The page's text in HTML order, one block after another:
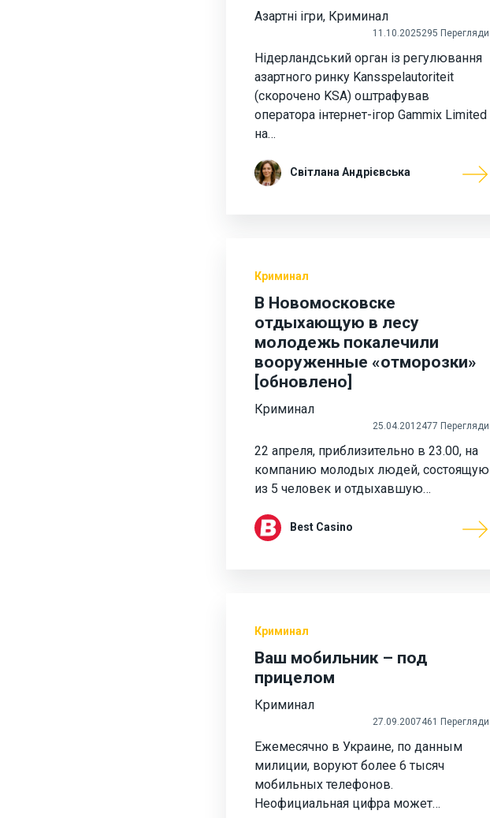
Азартні ігри, Криминал
11.10.2025295 Перегляди
Нідерландський орган із регулювання
азартного ринку Kansspelautoriteit
(скорочено KSA) оштрафував
оператора інтернет-ігор Gammix Limited
на…
Світлана Андрієвська
Криминал
В Новомосковске
отдыхающую в лесу
молодежь покалечили
вооруженные «отморозки»
[обновлено]
Криминал
25.04.2012477 Перегляди
22 апреля, приблизительно в 23.00, на
компанию молодых людей, состоящую
из 5 человек и отдыхавшую…
Best Casino
Криминал
Ваш мобильник – под
прицелом
Криминал
27.09.2007461 Перегляди
Ежемесячно в Украине, по данным
милиции, воруют более 6 тысяч
мобильных телефонов.
Неофициальная цифра может…